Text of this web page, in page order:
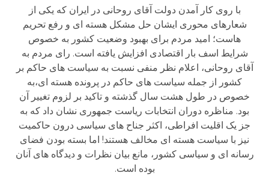
با روی کار آمدن دولت آقای روحانی در ایران که یکی از
شعارهای محوری ایشان حل مشکل هسته ای و رفع تحریم
هاست؛ امید مردم برای بهبود وضعیت کشور به خصوص
شرایط اسف بار اقتصادی افزایش یافته است. رای مردم به
آقای روحانی، اعلام نظر منفی نسبت به سیاست های حاکم بر
کشور از جمله سیاست های حاکم در پرونده هسته ای،به
خصوص در طول هشت سال گذشته و تاکید بر لزوم تغییر آن
بود. مناظره دوران انتخابات ریاست جمهوری نشان داد که به
جز یک اقلیت افراطی، اکثر جناح های سیاسی درون حاکمیت
نیز با سیاست هسته ای مخالف هستند! اما بسته بودن فضای
رسانه ای و سیاسی کشور، مانع بیان نظرات و دیدگاه های آنان
بوده است.